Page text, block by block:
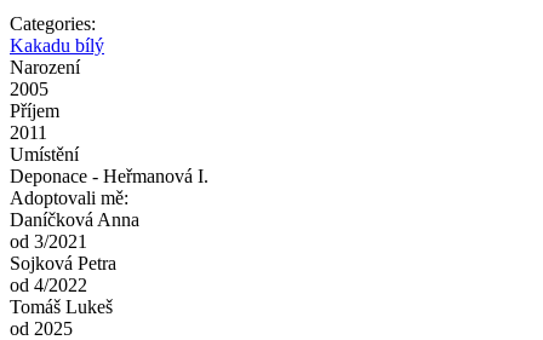
Categories:
Kakadu bílý
Narození
2005
Příjem
2011
Umístění
Deponace - Heřmanová I.
Adoptovali mě:
Daníčková Anna
od 3/2021
Sojková Petra
od 4/2022
Tomáš Lukeš
od 2025